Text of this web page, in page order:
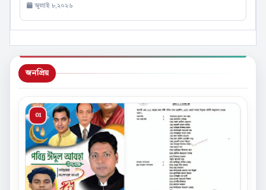
জুলাই ৮,২০২৬
জনপ্রিয়